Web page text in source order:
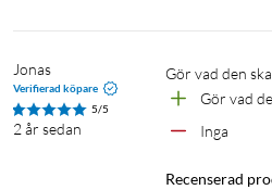
Jonas
Verifierad köpare
5/5
2 år sedan
Gör vad den
Gör vad
Inga
Recenserad